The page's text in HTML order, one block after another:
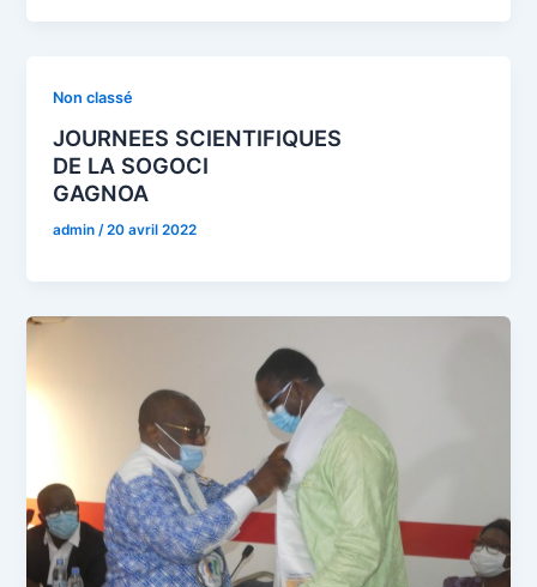
Non classé
JOURNEES SCIENTIFIQUES
DE LA SOGOCI
GAGNOA
admin/20 avril 2022